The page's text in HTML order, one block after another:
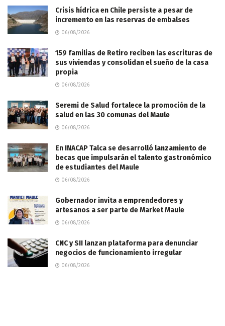
Crisis hídrica en Chile persiste a pesar de
incremento en las reservas de embalses
06/08/2026
159 familias de Retiro reciben las escrituras de
sus viviendas y consolidan el sueño de la casa
propia
06/08/2026
Seremi de Salud fortalece la promoción de la
salud en las 30 comunas del Maule
06/08/2026
En INACAP Talca se desarrolló lanzamiento de
becas que impulsarán el talento gastronómico
de estudiantes del Maule
06/08/2026
Gobernador invita a emprendedores y
artesanos a ser parte de Market Maule
06/08/2026
CNC y SII lanzan plataforma para denunciar
negocios de funcionamiento irregular
06/08/2026